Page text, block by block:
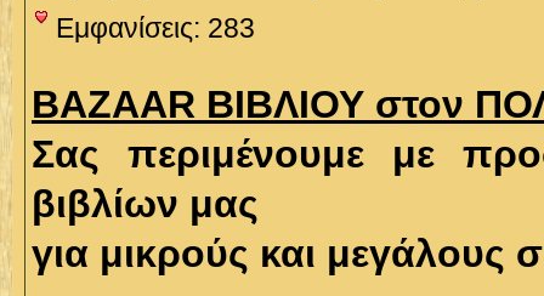
Εμφανίσεις: 283
BAZAAR ΒΙΒΛΙΟΥ στον
Σας περιμένουμε με
βιβλίων μας
για μικρούς και μεγάλους